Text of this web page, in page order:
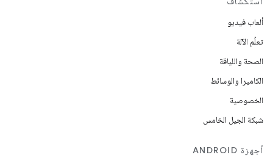
ألعاب فيديو
تعلُم الآلة
الصحة واللياقة
الكاميرا والوسائط
الخصوصية
شبكة الجيل الخامس
أجهزة ANDROID